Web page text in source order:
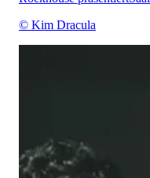
© Kim Dracula